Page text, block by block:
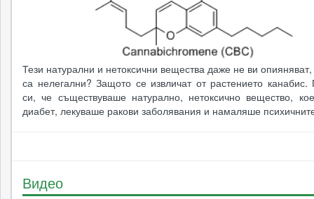
Тези натурални и нетоксични вещества даже не ви
са нелегални? Защото се извличат от растението канабис.
си, че съществуваше натурално, нетоксично вещество,
диабет, лекуваше ракови заболявания и намаляше
Видео